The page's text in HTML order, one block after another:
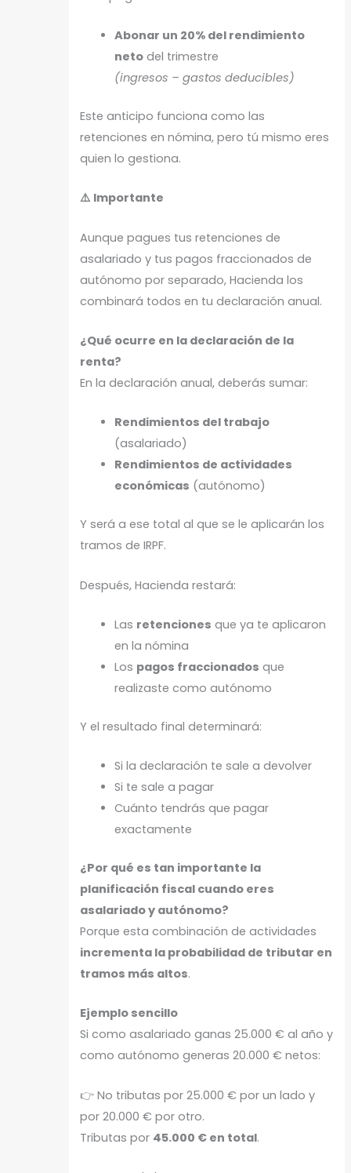
Abonar un 20% del rendimiento
neto del trimestre
(ingresos – gastos deducibles)
Este anticipo funciona como las
retenciones en nómina, pero tú mismo eres
quien lo gestiona.
⚠️ Importante
Aunque pagues tus retenciones de
asalariado y tus pagos fraccionados de
autónomo por separado, Hacienda los
combinará todos en tu declaración anual.
¿Qué ocurre en la declaración de la
renta?
En la declaración anual, deberás sumar:
Rendimientos del trabajo
(asalariado)
Rendimientos de actividades
económicas (autónomo)
Y será a ese total al que se le aplicarán los
tramos de IRPF.
Después, Hacienda restará:
Las retenciones que ya te aplicaron
en la nómina
Los pagos fraccionados que
realizaste como autónomo
Y el resultado final determinará:
Si la declaración te sale a devolver
Si te sale a pagar
Cuánto tendrás que pagar
exactamente
¿Por qué es tan importante la
planificación fiscal cuando eres
asalariado y autónomo?
Porque esta combinación de actividades
incrementa la probabilidad de tributar en
tramos más altos.
Ejemplo sencillo
Si como asalariado ganas 25.000 € al año y
como autónomo generas 20.000 € netos:
👉 No tributas por 25.000 € por un lado y
por 20.000 € por otro.
Tributas por 45.000 € en total.